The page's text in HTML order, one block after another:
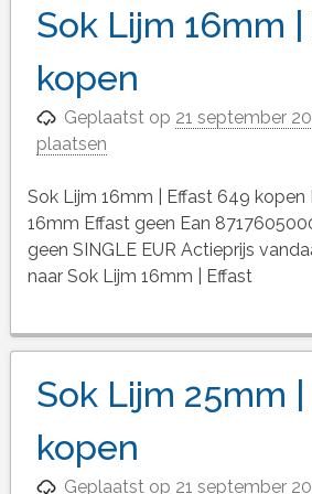
Sok Lijm 16mm
kopen
Geplaatst op 21 september
plaatsen
Sok Lijm 16mm | Effast 649 kopen
16mm Effast geen Ean
geen SINGLE EUR Actieprijs
naar Sok Lijm 16mm | Effast
Sok Lijm 25mm
kopen
Geplaatst op 21 september